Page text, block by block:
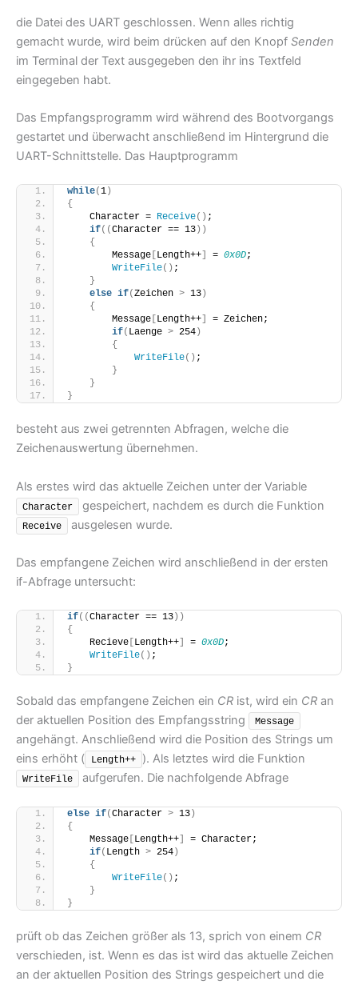
die Datei des UART geschlossen. Wenn alles richtig
gemacht wurde, wird beim drücken auf den Knopf Senden
im Terminal der Text ausgegeben den ihr ins Textfeld
eingegeben habt.
Das Empfangsprogramm wird während des Bootvorgangs
gestartet und überwacht anschließend im Hintergrund die
UART-Schnittstelle. Das Hauptprogramm
while(1 )
{
    Character =
Receive() ;
if((Character == 13 ))
{
        Message
Length++ = 0x0D;
WriteFile() ;
}
else if(Zeichen > 13 )
{
        Message
Length++
= Zeichen;
if( Laenge > 254 )
{
WriteFile() ;
}
}
}
besteht aus zwei getrennten Abfragen, welche die
Zeichenauswertung übernehmen.
Als erstes wird das aktuelle Zeichen unter der Variable
Character gespeichert, nachdem es durch die Funktion
Receive ausgelesen wurde.
Das empfangene Zeichen wird anschließend in der ersten
if-Abfrage untersucht:
if((Character == 13 ))
{
    Recieve
Length++ = 0x0D;
WriteFile() ;
}
Sobald das empfangene Zeichen ein CR ist, wird ein CR an
der aktuellen Position des Empfangsstring
Message
angehängt. Anschließend wird die Position des Strings um
eins erhöht (
Length++ ). Als letztes wird die Funktion
WriteFile aufgerufen. Die nachfolgende Abfrage
else if(Character > 13)
{
    Message
[Length++]
= Character;
if( Length > 254)
{
WriteFile() ;
}
}
prüft ob das Zeichen größer als 13, sprich von einem CR
verschieden, ist. Wenn es das ist wird das aktuelle Zeichen
an der aktuellen Position des Strings gespeichert und die